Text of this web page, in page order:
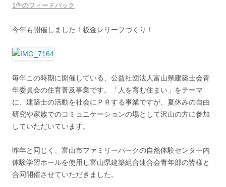
1件のフィードバック
今年も開催しました！板金レリーフづくり！
毎年この時期に開催している、公益社団法人富山県建築士会青
年委員会の住育普及事業です。「人を育む住まい」をテーマ
に、建築士の活動を社会にＰＲする事業ですが、夏休みの自由
研究や家族でのコミュニケーションの場として沢山の方に参加
していただいています。
昨年と同じく、富山市ファミリーパークの自然体験センター内
体験学習ホールを使用し富山県建築組合連合会青年部の皆様と
合同開催させていただきました。